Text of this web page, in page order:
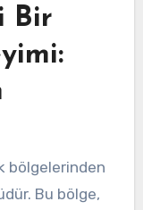
Bir
bölgelerinden
Bu bölge,